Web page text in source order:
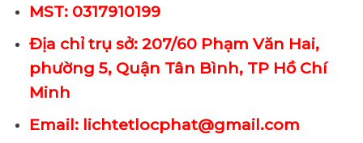
MST: 0317910199
Địa chỉ trụ sở: 207/60 Phạm Văn Hai,
phường 5, Quận Tân Bình, TP Hồ Chí
Minh
Email: lichtetlocphat@gmail.com